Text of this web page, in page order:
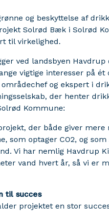
og beskyttelse af
Solrød Bæk i Solrød
til virkelighed.
ved landsbyen
vigtige interesser på ét
og ekspert i
der henter
Kommune:
der både giver mere
som optager CO2, og
Vi har nemlig Havdrup
vand hvert år, så vi er
til succes
projektet en stor